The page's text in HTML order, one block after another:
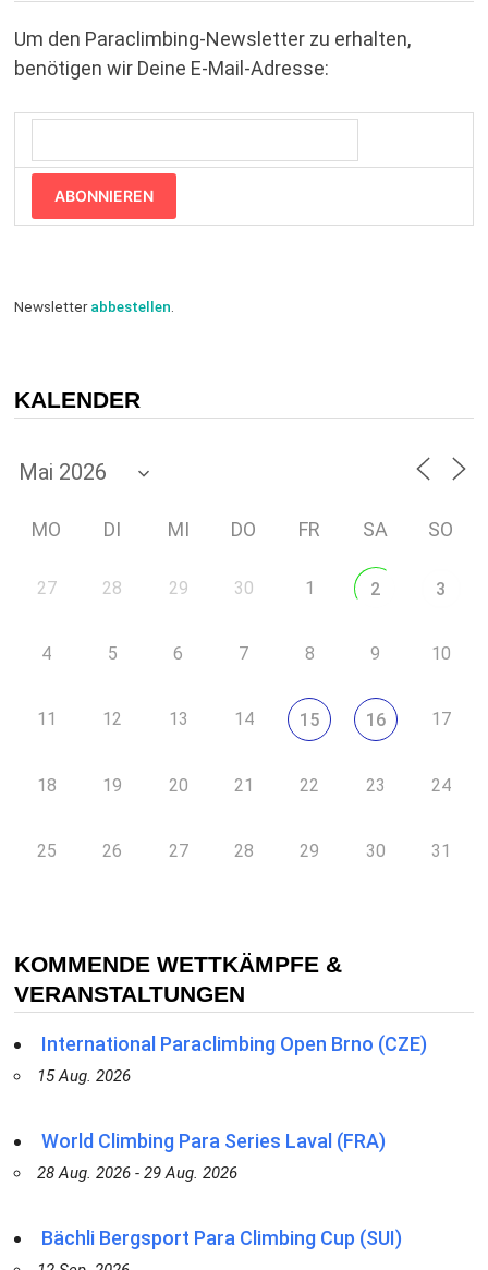
Um den Paraclimbing-Newsletter zu erhalten,
benötigen wir Deine E-Mail-Adresse:
ABONNIEREN
Newsletterabbestellen.
KALENDER
MO DI MI DO FR SA SO
27 28 29 30 1 2 3
4 5 6 7 8 9 10
11 12 13 14 15 16 17
18 19 20 21 22 23 24
25 26 27 28 29 30 31
KOMMENDE WETTKÄMPFE &
VERANSTALTUNGEN
International Paraclimbing Open Brno (CZE)
15 Aug. 2026
World Climbing Para Series Laval (FRA)
28 Aug. 2026 - 29 Aug. 2026
Bächli Bergsport Para Climbing Cup (SUI)